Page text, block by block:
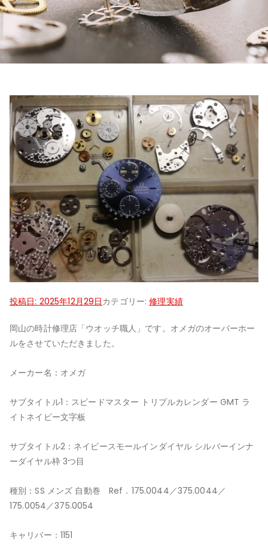
投稿日: 2025年12月29日 カテゴリー:修理実績
岡山の時計修理店「ウオッチ職人」です。オメガのオーバーホー
ルをさせていただきました。
メーカー名：オメガ
サブタイトル1：スピードマスター トリプルカレンダー GMT ラ
イトネイビー文字板
サブタイトル2：ネイビースモールインダイヤル シルバーインナ
ーダイヤル枠 3つ目
種別：SS メンズ 自動巻 Ref．175.0044／375.0044／
175.0054／375.0054
キャリバー：1151